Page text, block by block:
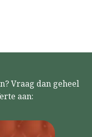
Vraag dan geheel
aan: